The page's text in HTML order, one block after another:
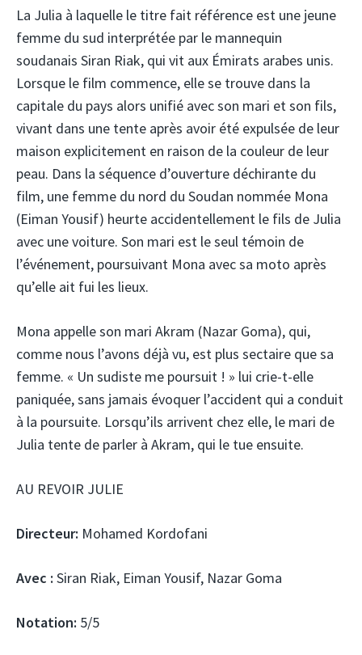
La Julia à laquelle le titre fait référence est une jeune
femme du sud interprétée par le mannequin
soudanais Siran Riak, qui vit aux Émirats arabes unis.
Lorsque le film commence, elle se trouve dans la
capitale du pays alors unifié avec son mari et son fils,
vivant dans une tente après avoir été expulsée de leur
maison explicitement en raison de la couleur de leur
peau. Dans la séquence d’ouverture déchirante du
film, une femme du nord du Soudan nommée Mona
(Eiman Yousif) heurte accidentellement le fils de Julia
avec une voiture. Son mari est le seul témoin de
l’événement, poursuivant Mona avec sa moto après
qu’elle ait fui les lieux.
Mona appelle son mari Akram (Nazar Goma), qui,
comme nous l’avons déjà vu, est plus sectaire que sa
femme. « Un sudiste me poursuit ! » lui crie-t-elle
paniquée, sans jamais évoquer l’accident qui a conduit
à la poursuite. Lorsqu’ils arrivent chez elle, le mari de
Julia tente de parler à Akram, qui le tue ensuite.
AU REVOIR JULIE
Directeur: Mohamed Kordofani
Avec : Siran Riak, Eiman Yousif, Nazar Goma
Notation: 5/5